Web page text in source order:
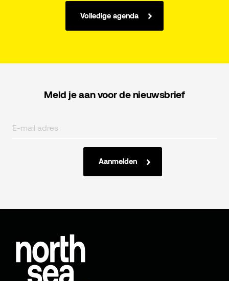
Volledige agenda
Meld je aan voor de nieuwsbrief
Aanmelden